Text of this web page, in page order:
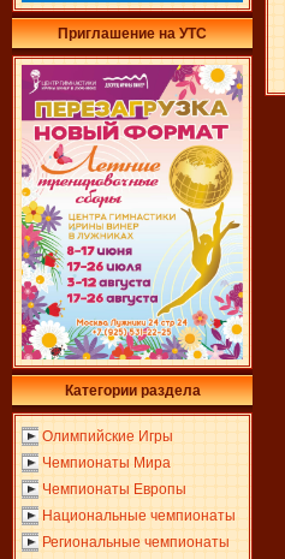
Приглашение на УТС
Категории раздела
Олимпийские Игры
Чемпионаты Мира
Чемпионаты Европы
Национальные чемпионаты
Региональные чемпионаты